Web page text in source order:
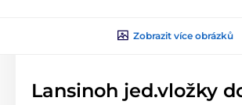
Zobrazit více obrázků
Lansinoh jed.vložky